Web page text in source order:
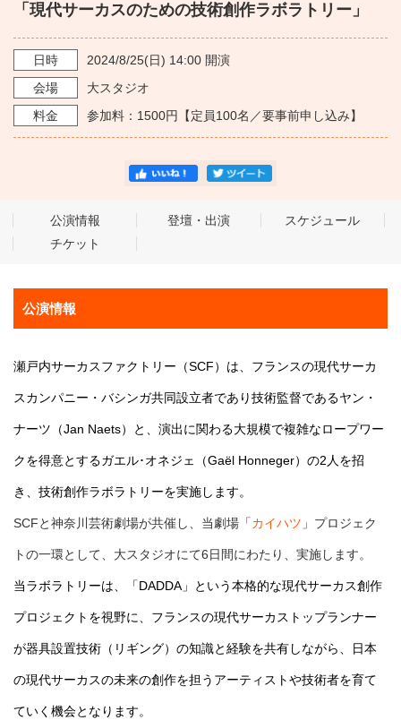
「現代サーカスのための技術創作ラボラトリー」
日時 2024/8/25(日) 14:00 開演
会場
大スタジオ
料金
参加料：1500円【定員100名／要事前申し込み】
公演情報 登壇・出演
スケジュール
チケット
公演情報
瀬戸内サーカスファクトリー（SCF）は、フランスの現代サーカ
スカンパニー・バシンガ共同設立者であり技術監督であるヤン・
ナーツ（Jan Naets）と、演出に関わる大規模で複雑なロープワー
クを得意とするガエル･オネジェ（Gaël Honneger）の2人を招
き、技術創作ラボラトリーを実施します。
SCFと神奈川芸術劇場が共催し、当劇場「カイハツ 」プロジェク
トの一環として、大スタジオにて6日間にわたり、実施します。
当ラボラトリーは、「DADDA」という本格的な現代サーカス創作
プロジェクトを視野に、フランスの現代サーカストップランナー
が器具設置技術（リギング）の知識と経験を共有しながら、日本
の現代サーカスの未来の創作を担うアーティストや技術者を育て
ていく機会となります。